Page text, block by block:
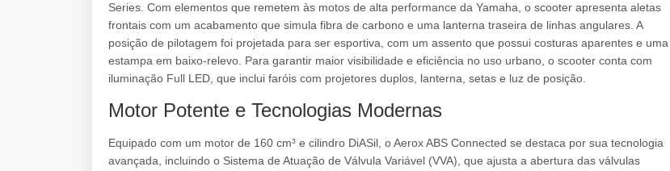
Series. Com elementos que remetem às motos de alta performance da Yamaha, o scooter apresenta aletas
frontais com um acabamento que simula fibra de carbono e uma lanterna traseira de linhas angulares. A
posição de pilotagem foi projetada para ser esportiva, com um assento que possui costuras aparentes e uma
estampa em baixo-relevo. Para garantir maior visibilidade e eficiência no uso urbano, o scooter conta com
iluminação Full LED, que inclui faróis com projetores duplos, lanterna, setas e luz de posição.
Motor Potente e Tecnologias Modernas
Equipado com um motor de 160 cm³ e cilindro DiASil, o Aerox ABS Connected se destaca por sua tecnologia
avançada, incluindo o Sistema de Atuação de Válvula Variável (VVA), que ajusta a abertura das válvulas